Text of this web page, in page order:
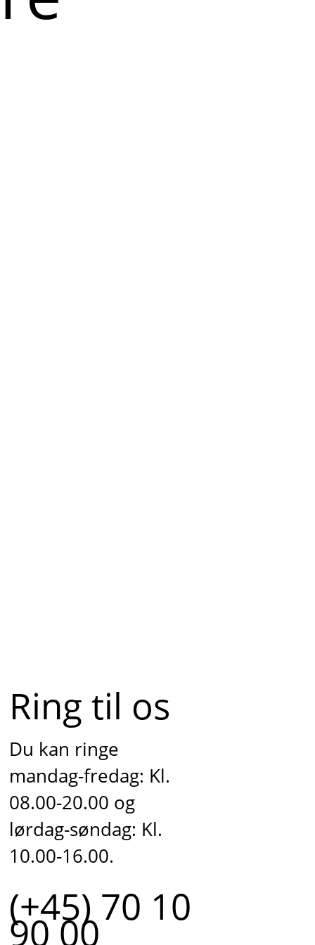
Ring til os
Du kan ringe
mandag-fredag: Kl.
08.00-20.00 og
lørdag-søndag: Kl.
10.00-16.00.
(+45) 70 10
90 00